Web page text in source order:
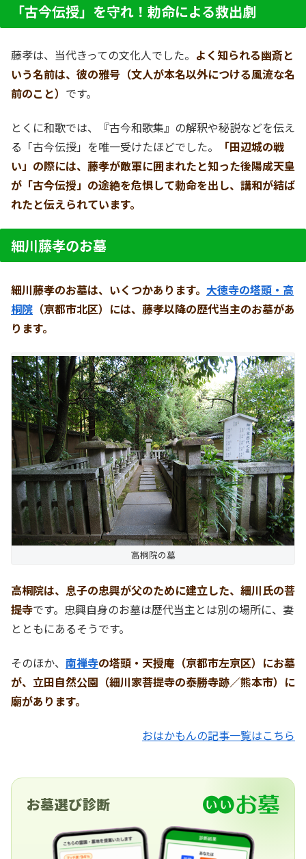
「古今伝授」を守れ！勅命による救出劇
藤孝は、当代きっての文化人でした。 よく知られる幽斎と
いう名前は、彼の雅号（文人が本名以外につける風流な名
前のこと） です。
とくに和歌では、『古今和歌集』の解釈や秘説などを伝え
る「古今伝授」を唯一受けたほどでした。
「田辺城の戦
い」の際には、藤孝が敵軍に囲まれたと知った後陽成天皇
が「古今伝授」の途絶を危惧して勅命を出し、講和が結ば
れたと伝えられています。
細川藤孝のお墓
細川藤孝のお墓は、いくつかあります。 大徳寺の塔頭・高
桐院 （京都市北区）には、藤孝以降の歴代当主のお墓があ
ります。
高桐院の墓
高桐院は、息子の忠興が父のために建立した、細川氏の菩
提寺です。忠興自身のお墓は歴代当主とは別の場所に、妻
とともにあるそうです。
そのほか、 南禅寺の塔頭・天授庵（京都市左京区）にお墓
が、立田自然公園（細川家菩提寺の泰勝寺跡／熊本市）に
廟があります。
おはかもんの記事一覧はこちら
お墓選び診断